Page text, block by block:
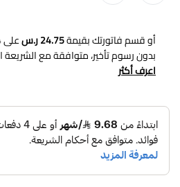
أو قسم فاتورتك بقيمة24.75 ر.س على
بدون رسوم تأخير، متوافقة مع الشريعة
اعرف أكثر